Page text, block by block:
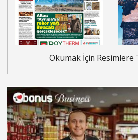
Okumak İçin Resimlere